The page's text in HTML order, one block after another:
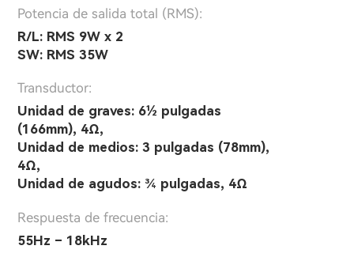
Potencia de salida total (RMS):
R/L: RMS 9W x 2
SW: RMS 35W
Transductor:
Unidad de graves: 6½ pulgadas
(166mm), 4Ω,
Unidad de medios: 3 pulgadas (78mm),
4Ω,
Unidad de agudos: ¾ pulgadas, 4Ω
Respuesta de frecuencia:
55Hz – 18kHz